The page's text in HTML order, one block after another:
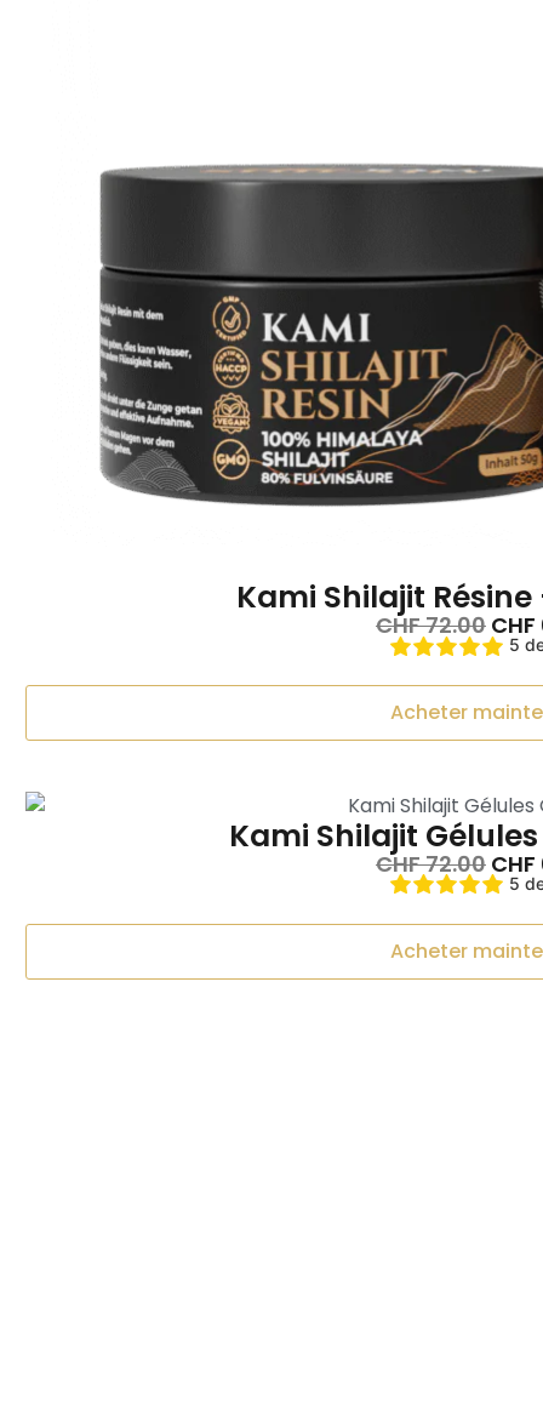
Kami Shilajit
CHF72.00 CHF
5
Acheter
Kami Shilajit
CHF72.00 CHF
5
Acheter